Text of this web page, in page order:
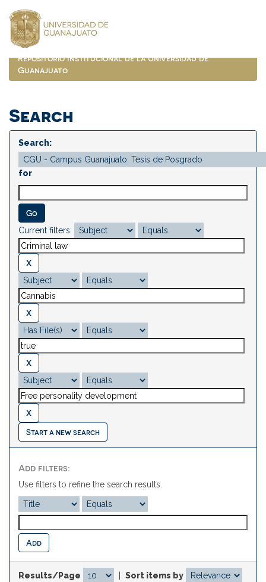
navigation
Repositorio Institucional de la Universidad de
Guanajuato
Search
Search:
for
Current filters:
Start a new search
Add filters:
Use filters to refine the search results.
Results/Page
Sort items by